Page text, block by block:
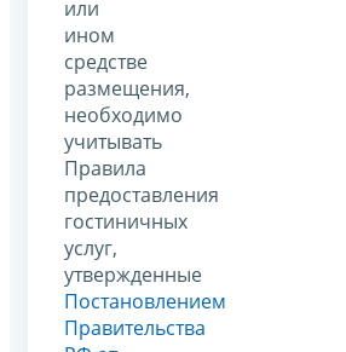
или
ином
средстве
размещения,
необходимо
учитывать
Правила
предоставления
гостиничных
услуг,
утвержденные
Постановлением
Правительства